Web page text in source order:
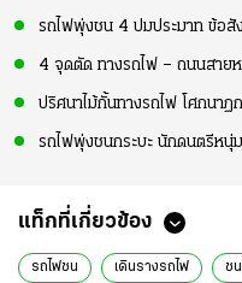
รถไฟพุ่งชน 4 ปมประมาท ข้อสั
4 จุดตัด ทางรถไฟ – ถนนสาย
ปริศนาไม้กั้นทางรถไฟ โศกนา
รถไฟพุ่งชนกระบะ นักดนตรีหนุ่
แท็กที่เกี่ยวข้อง
รถไฟชน เดินรางรถไฟ ช